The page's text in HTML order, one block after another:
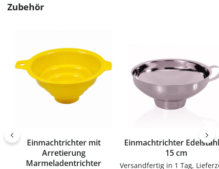
Produktgalerie überspringen
Zubehör
Einmachtrichter mit
Arretierung
Marmeladentrichter
Einmachtrichter
15 cm